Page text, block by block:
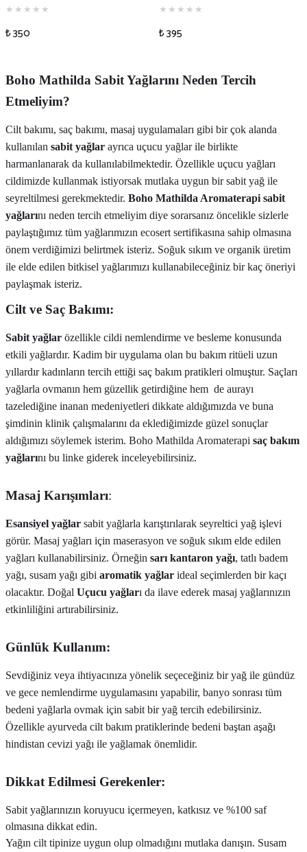
₺ 350 ₺ 395
Boho Mathilda Sabit Yağlarını Neden Tercih
Etmeliyim?
Cilt bakımı, saç bakımı, masaj uygulamaları gibi bir çok alanda
kullanılan sabit yağlar ayrıca uçucu yağlar ile birlikte
harmanlanarak da kullanılabilmektedir. Özellikle uçucu yağları
cildimizde kullanmak istiyorsak mutlaka uygun bir sabit yağ ile
seyreltilmesi gerekmektedir. Boho Mathilda Aromaterapi sabit
yağlarını neden tercih etmeliyim diye sorarsanız öncelikle sizlerle
paylaştığımız tüm yağlarımızın ecosert sertifikasına sahip olmasına
önem verdiğimizi belirtmek isteriz. Soğuk sıkım ve organik üretim
ile elde edilen bitkisel yağlarımızı kullanabileceğiniz bir kaç öneriyi
paylaşmak isteriz.
Cilt ve Saç Bakımı:
Sabit yağlar özellikle cildi nemlendirme ve besleme konusunda
etkili yağlardır. Kadim bir uygulama olan bu bakım ritüeli uzun
yıllardır kadınların tercih ettiği saç bakım pratikleri olmuştur. Saçları
yağlarla ovmanın hem güzellik getirdiğine hem de aurayı
tazelediğine inanan medeniyetleri dikkate aldığımızda ve buna
şimdinin klinik çalışmalarını da eklediğimizde güzel sonuçlar
aldığımızı söylemek isterim. Boho Mathilda Aromaterapi saç bakım
yağlarını bu linke giderek inceleyebilirsiniz.
Masaj Karışımları:
Esansiyel yağlar sabit yağlarla karıştırılarak seyreltici yağ işlevi
görür. Masaj yağları için maserasyon ve soğuk sıkım elde edilen
yağları kullanabilirsiniz. Örneğin sarı kantaron yağı, tatlı badem
yağı, susam yağı gibi aromatik yağlar ideal seçimlerden bir kaçı
olacaktır. Doğal Uçucu yağları da ilave ederek masaj yağlarınızın
etkinliliğini artırabilirsiniz.
Günlük Kullanım:
Sevdiğiniz veya ihtiyacınıza yönelik seçeceğiniz bir yağ ile gündüz
ve gece nemlendirme uygulamasını yapabilir, banyo sonrası tüm
bedeni yağlarla ovmak için sabit bir yağ tercih edebilirsiniz.
Özellikle ayurveda cilt bakım pratiklerinde bedeni baştan aşağı
hindistan cevizi yağı ile yağlamak önemlidir.
Dikkat Edilmesi Gerekenler:
Sabit yağlarınızın koruyucu içermeyen, katkısız ve %100 saf
olmasına dikkat edin.
Yağın cilt tipinize uygun olup olmadığını mutlaka danışın. Susam